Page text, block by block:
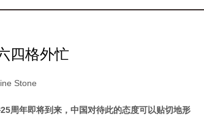
四格外忙
Stone
周年即将到来，中国对待此的态度可以贴切地形